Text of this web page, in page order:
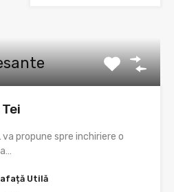
propune spre inchiriere o
Utilă